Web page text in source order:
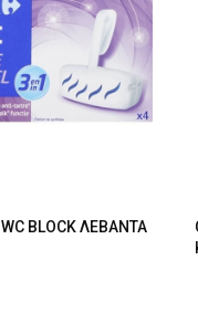
WC BLOCK ΛΕΒΑΝΤΑ